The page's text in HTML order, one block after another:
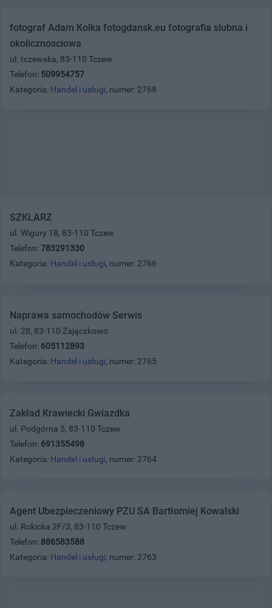
fotograf Adam Kolka fotogdansk.eu fotografia slubna i
okolicznosciowa
ul. tczewska, 83-110 Tczew
Telefon: 509954757
Kategoria: Handel i usługi, numer: 2768
SZKLARZ
ul. Wigury 18, 83-110 Tczew
Telefon: 783291330
Kategoria: Handel i usługi, numer: 2766
Naprawa samochodów Serwis
ul. 28, 83-110 Zajączkowo
Telefon: 605112893
Kategoria: Handel i usługi, numer: 2765
Zakład Krawiecki Gwiazdka
ul. Podgórna 5, 83-110 Tczew
Telefon: 691355498
Kategoria: Handel i usługi, numer: 2764
Agent Ubezpieczeniowy PZU SA Bartłomiej Kowalski
ul. Rokicka 2F/3, 83-110 Tczew
Telefon: 886583588
Kategoria: Handel i usługi, numer: 2763